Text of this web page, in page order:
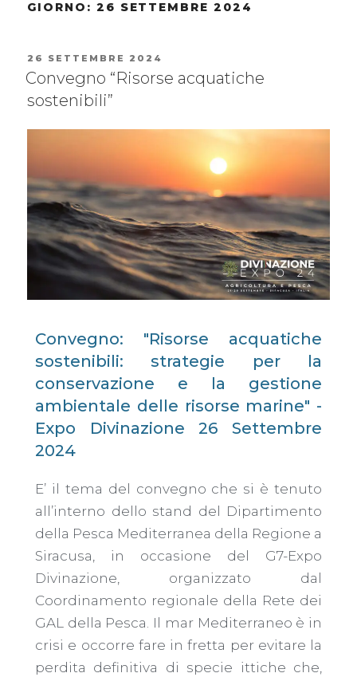
GIORNO: 26 SETTEMBRE 2024
26 SETTEMBRE 2024
Convegno “Risorse acquatiche
sostenibili”
Convegno: "Risorse acquatiche
sostenibili: strategie per la
conservazione e la gestione
ambientale delle risorse marine" -
Expo Divinazione 26 Settembre
2024
E’ il tema del convegno che si è tenuto
all’interno dello stand del Dipartimento
della Pesca Mediterranea della Regione a
Siracusa, in occasione del G7-Expo
Divinazione, organizzato dal
Coordinamento regionale della Rete dei
GAL della Pesca. Il mar Mediterraneo è in
crisi e occorre fare in fretta per evitare la
perdita definitiva di specie ittiche che,